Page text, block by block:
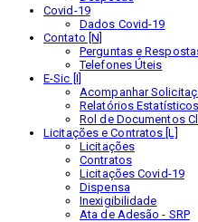
Covid-19
Dados Covid-19
Contato [N]
Perguntas e
Telefones Úteis
E-Sic [I]
Acompanhar
Relatórios Estatísticos
Rol de Documentos
Licitações e Contratos [L]
Licitações
Contratos
Licitações Covid-19
Dispensa
Inexigibilidade
Ata de Adesão - SRP